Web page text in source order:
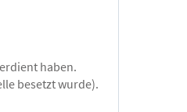
haben.
besetzt wurde).